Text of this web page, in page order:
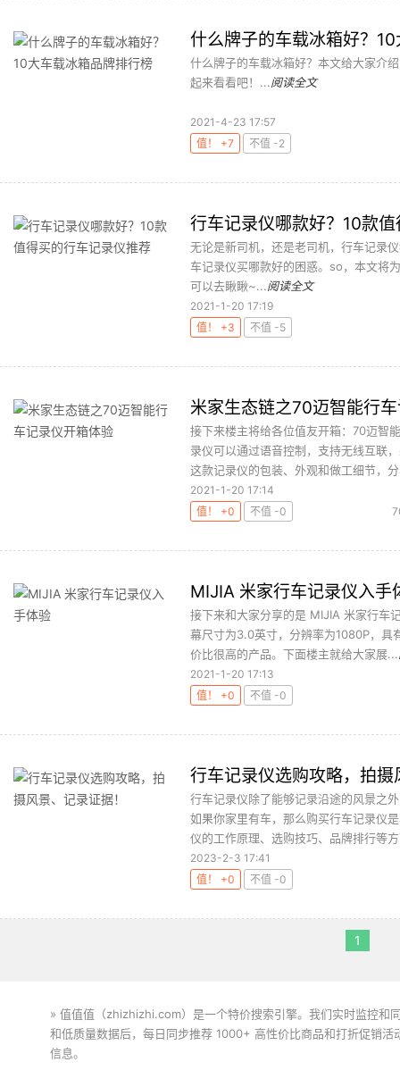
什么牌子的车载冰箱好？
什么牌子的车载冰箱好？本文给大家介
起来看看吧！...阅读全文
2021-4-23 17:57
值！ +7
不值 -2
行车记录仪哪款好？10款
无论是新司机，还是老司机，行车记录
车记录仪买哪款好的困惑。so，本文将
可以去瞅瞅~...阅读全文
2021-1-20 17:19
值！ +3
不值 -5
米家生态链之70迈智能行
接下来楼主将给各位值友开箱：70迈智
录仪可以通过语音控制，支持无线互联
这款记录仪的包装、外观和做工细节，
2021-1-20 17:14
值！ +0
不值 -0
MIJIA 米家行车记录仪入手
接下来和大家分享的是 MIJIA 米家行车
幕尺寸为3.0英寸，分辨率为1080P，具
价比很高的产品。下面楼主就给大家展...
2021-1-20 17:13
值！ +0
不值 -0
行车记录仪选购攻略，拍
行车记录仪除了能够记录沿途的风景之
如果你家里有车，那么购买行车记录仪
仪的工作原理、选购技巧、品牌排行等
2023-2-3 17:41
值！ +0
不值 -0
1
» 值值值（zhizhizhi.com）是一个特价搜索引擎。我们实时监控和
和低质量数据后，每日同步推荐 1000+ 高性价比商品和打折促销
信息。